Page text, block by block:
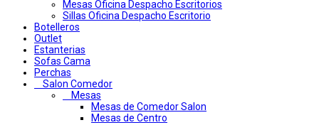
Mesas Oficina Despacho Escritorios
Sillas Oficina Despacho Escritorio
Botelleros
Outlet
Estanterias
Sofas Cama
Perchas
Salon Comedor
Mesas
Mesas de Comedor Salon
Mesas de Centro